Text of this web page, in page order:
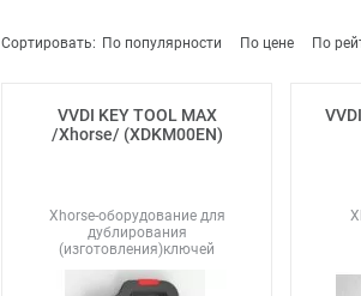
Сортировать: По популярности По цене По
VVDI KEY TOOL MAX
/Xhorse/ (XDKM00EN)
Xhorse-оборудование для
дублирования
(изготовления)ключей